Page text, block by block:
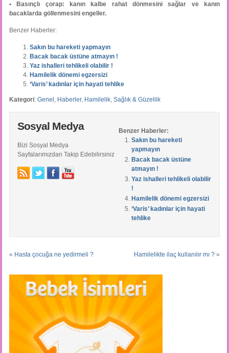
• Basınçlı çorap: kanın kalbe rahat dönmesini sağlar ve kanın
bacaklarda göllenmesini engeller.
Benzer Haberler:
Sakın bu hareketi yapmayın
Bacak bacak üstüne atmayın !
Yaz ishalleri tehlikeli olabilir !
Hamilelik dönemi egzersizi
‘Varis’ kadınlar için hayati tehlike
Kategori: Genel , Haberler, Hamilelik, Sağlık & Güzellik
Benzer Haberler:
Sakın bu hareketi
yapmayın
Bacak bacak üstüne
atmayın !
Yaz ishalleri tehlikeli olabilir
!
Hamilelik dönemi egzersizi
‘Varis’ kadınlar için hayati
tehlike
Sosyal Medya
Bizi Sosyal Medya
Sayfalarımızdan Takip Edebilirsiniz
« Hasta çocuğa ne yedirmeli ? Hamilelikte ilaç kullanılır mı ? »